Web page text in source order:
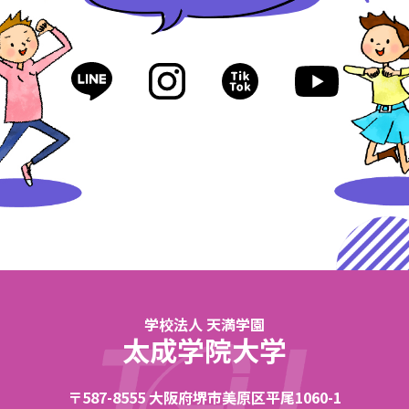
学校法人 天満学園
太成学院大学
〒587-8555 大阪府堺市美原区平尾1060-1